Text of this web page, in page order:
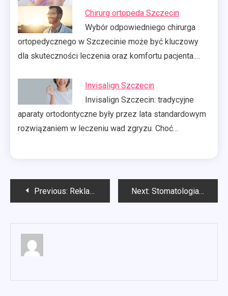
Chirurg ortopeda Szczecin
Wybór odpowiedniego chirurga
ortopedycznego w Szczecinie może być kluczowy
dla skuteczności leczenia oraz komfortu pacjenta.…
Invisalign Szczecin
Invisalign Szczecin: tradycyjne
aparaty ortodontyczne były przez lata standardowym
rozwiązaniem w leczeniu wad zgryzu. Choć…
Nawigacja
Previous: Reklama Łódź Next: Stomatologia Gdańsk